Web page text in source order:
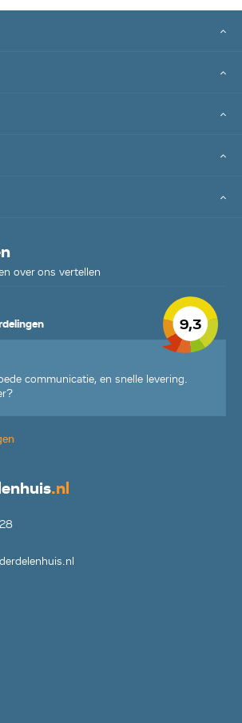
over ons vertellen
9,3
communicatie, en snelle levering.
.nl